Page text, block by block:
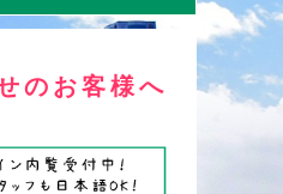
のお客様へ